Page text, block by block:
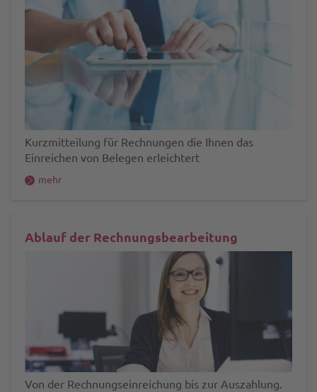
Kurzmitteilung für Rechnungen die Ihnen das
Einreichen von Belegen erleichtert
mehr
Ablauf der Rechnungsbearbeitung
Von der Rechnungseinreichung bis zur Auszahlung.